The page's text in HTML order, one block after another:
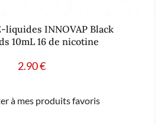
liquides INNOVAP Black
10mL 16 de nicotine
2.90€
à mes produits favoris